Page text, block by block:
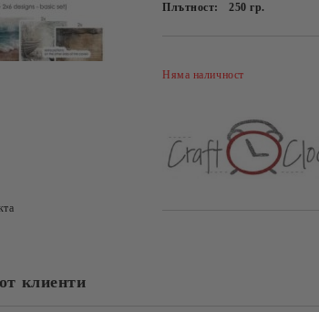
Плътност:
250гр.
Няма наличност
клиенти